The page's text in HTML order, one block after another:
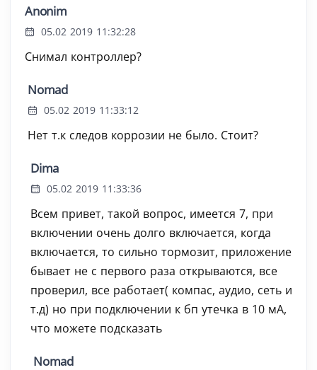
Anonim
05.02 2019 11:32:28
Снимал контроллер?
Nomad
05.02 2019 11:33:12
Нет т.к следов коррозии не было. Стоит?
Dima
05.02 2019 11:33:36
Всем привет, такой вопрос, имеется 7, при
включении очень долго включается, когда
включается, то сильно тормозит, приложение
бывает не с первого раза открываются, все
проверил, все работает( компас, аудио, сеть и
т.д) но при подключении к бп утечка в 10 мА,
что можете подсказать
Nomad